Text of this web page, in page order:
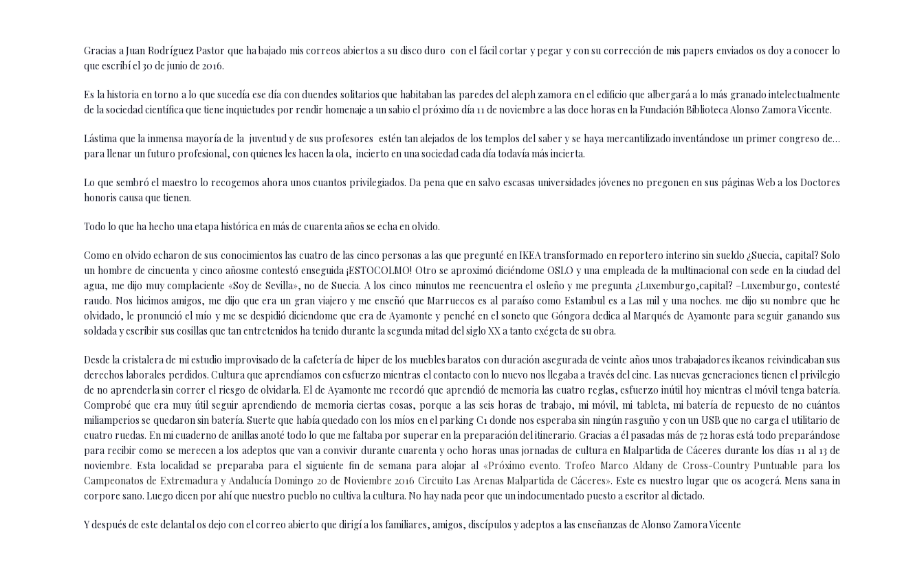
Gracias a Juan Rodríguez Pastor que ha bajado mis correos abiertos a su disco duro con el fácil cortar y pegar y con su corrección de mis papers enviados os doy a conocer lo
que escribí el 30 de junio de 2016.
Es la historia en torno a lo que sucedía ese día con duendes solitarios que habitaban las paredes del aleph zamora en el edificio que albergará a lo más granado intelectualmente
de la sociedad científica que tiene inquietudes por rendir homenaje a un sabio el próximo día 11 de noviembre a las doce horas en la Fundación Biblioteca Alonso Zamora Vicente.
Lástima que la inmensa mayoría de la juventud y de sus profesores estén tan alejados de los templos del saber y se haya mercantilizado inventándose un primer congreso de…
para llenar un futuro profesional, con quienes les hacen la ola, incierto en una sociedad cada día todavía más incierta.
Lo que sembró el maestro lo recogemos ahora unos cuantos privilegiados. Da pena que en salvo escasas universidades jóvenes no pregonen en sus páginas Web a los Doctores
honoris causa que tienen.
Todo lo que ha hecho una etapa histórica en más de cuarenta años se echa en olvido.
Como en olvido echaron de sus conocimientos las cuatro de las cinco personas a las que pregunté en IKEA transformado en reportero interino sin sueldo ¿Suecia, capital? Solo
un hombre de cincuenta y cinco añosme contestó enseguida ¡ESTOCOLMO! Otro se aproximó diciéndome OSLO y una empleada de la multinacional con sede en la ciudad del
agua, me dijo muy complaciente «Soy de Sevilla», no de Suecia. A los cinco minutos me reencuentra el osleño y me pregunta ¿Luxemburgo,capital? –Luxemburgo, contesté
raudo. Nos hicimos amigos, me dijo que era un gran viajero y me enseñó que Marruecos es al paraíso como Estambul es a Las mil y una noches. me dijo su nombre que he
olvidado, le pronunció el mío y me se despidió diciendome que era de Ayamonte y penché en el soneto que Góngora dedica al Marqués de Ayamonte para seguir ganando sus
soldada y escribir sus cosillas que tan entretenidos ha tenido durante la segunda mitad del siglo XX a tanto exégeta de su obra.
Desde la cristalera de mi estudio improvisado de la cafetería de hiper de los muebles baratos con duración asegurada de veinte años unos trabajadores ikeanos reivindicaban sus
derechos laborales perdidos. Cultura que aprendíamos con esfuerzo mientras el contacto con lo nuevo nos llegaba a través del cine. Las nuevas generaciones tienen el privilegio
de no aprenderla sin correr el riesgo de olvidarla. El de Ayamonte me recordó que aprendió de memoria las cuatro reglas, esfuerzo inútil hoy mientras el móvil tenga batería.
Comprobé que era muy útil seguir aprendiendo de memoria ciertas cosas, porque a las seis horas de trabajo, mi móvil, mi tableta, mi batería de repuesto de no cuántos
miliamperios se quedaron sin batería. Suerte que había quedado con los míos en el parking C1 donde nos esperaba sin ningún rasguño y con un USB que no carga el utilitario de
cuatro ruedas. En mi cuaderno de anillas anoté todo lo que me faltaba por superar en la preparación del itinerario. Gracias a él pasadas más de 72 horas está todo preparándose
para recibir como se merecen a los adeptos que van a convivir durante cuarenta y ocho horas unas jornadas de cultura en Malpartida de Cáceres durante los días 11 al 13 de
noviembre. Esta localidad se preparaba para el siguiente fin de semana para alojar al «Próximo evento. Trofeo Marco Aldany de Cross-Country Puntuable para los
Campeonatos de Extremadura y Andalucía Domingo 20 de Noviembre 2016 Circuito Las Arenas Malpartida de Cáceres». Este es nuestro lugar que os acogerá. Mens sana in
corpore sano. Luego dicen por ahí que nuestro pueblo no cultiva la cultura. No hay nada peor que un indocumentado puesto a escritor al dictado.
Y después de este delantal os dejo con el correo abierto que dirigí a los familiares, amigos, discípulos y adeptos a las enseñanzas de Alonso Zamora Vicente